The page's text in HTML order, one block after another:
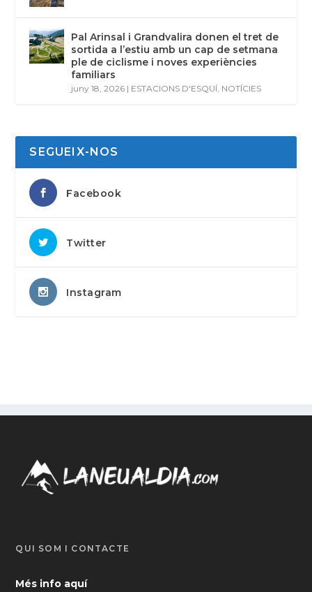
Pal Arinsal i Grandvalira donen el tret de
sortida a l’estiu amb un cap de setmana
ple de ciclisme i noves experiències
familiars
juny 18, 2026 | ESTACIONS D'ESQUÍ NOTÍCIES
SEGUEIX-NOS
Facebook
Twitter
Instagram
QUI SOM I CONTACTE
Més info aquí